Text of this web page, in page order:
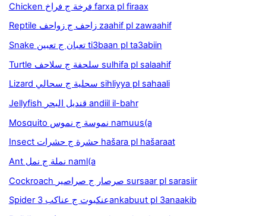
Chicken فرخة ج فراخ farxa pl firaax
Reptile زاحف ج زواحف zaahif pl zawaahif
Snake تعبان ج تعبين ti3baan pl ta3abiin
Turtle سلحفة ج سلاحف sulhifa pl salaahif
Lizard سحلية ج سحالي sihliyya pl sahaali
Jellyfish قنديل البحر andiil il-bahr
Mosquito نموسة ج نموس namuus(a
Insect حشرة ج حشرات hašara pl hašaraat
Ant نملة ج نمل naml(a
Cockroach صرصار ج صراصير sursaar pl sarasiir
Spider عنكبوت ج عناكب 3ankabuut pl 3anaakib